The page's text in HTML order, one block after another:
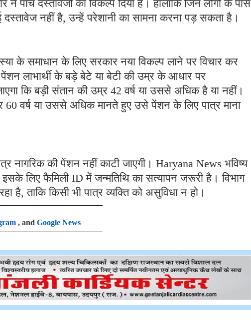
पांच दस्तावेजों का विकल्प दिया है। हालांकि जिन लोगों के पास
नहीं है, उन्हें परेशानी का सामना करना पड़ सकता है।
के समाधान के लिए सरकार नया विकल्प लाने पर विचार कर
लाभार्थी के बड़े बेटे या बेटी की उम्र के आधार पर
कि बड़ी संतान की उम्र 42 वर्ष या उससे अधिक है या नहीं।
60 वर्ष या उससे अधिक मानते हुए उसे पेंशन के लिए पात्र माना
नागरिक की पेंशन नहीं काटी जाएगी। Haryana News भविष्य
इसके लिए फैमिली ID में जन्मतिथि का सत्यापन जरूरी है। विभाग
है, ताकि किसी भी पात्र व्यक्ति को असुविधा न हो।
, and Google News